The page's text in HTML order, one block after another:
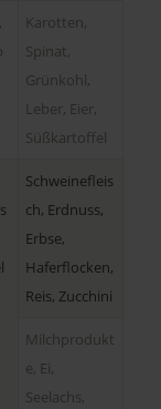
Karotten,
Spinat,
Grünkohl,
Leber, Eier,
Süßkartoffel
Schweinefleis
ch, Erdnuss,
Erbse,
Haferflocken,
Reis, Zucchini
Milchprodukt
e, Ei,
Seelachs,